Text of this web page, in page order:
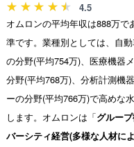
4.5
オムロンの平均年収は888万で
準です。業種別としては、自
の分野(平均754万)、医療機器
分野(平均768万)、分析計測機
ーの分野(平均766万)で高めな
します。オムロンは「グルー
バーシティ経営(多様な人材に